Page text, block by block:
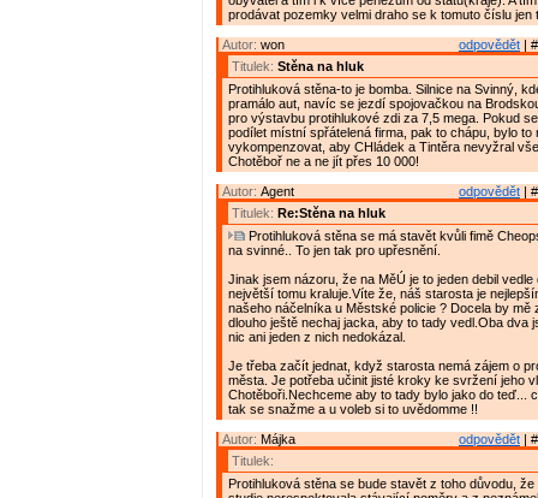
prodávat pozemky velmi draho se k tomuto číslu jen
odpovědět |
Autor: won
Titulek: Stěna na hluk
Protihluková stěna-to je bomba. Silnice na Svinný,
pramálo aut, navíc se jezdí spojovačkou na
pro výstavbu protihlukové zdi za 7,5 mega. Pokud
podílet místní spřátelená firma, pak to chápu, bylo to
vykompenzovat, aby CHládek a Tintěra nevyžral
Chotěboř ne a ne jít přes 10 000!
odpovědět |
Autor: Agent
Titulek: Re:Stěna na hluk
Protihluková stěna se má stavět kvůli fimě
na svinné.. To jen tak pro upřesnění.
Jinak jsem názoru, že na MěÚ je to jeden debil vedle
největší tomu kraluje.Víte že, náš starosta je
našeho náčelníka u Městské policie ? Docela by mě
dlouho ještě nechaj jacka, aby to tady vedl.Oba dva
nic ani jeden z nich nedokázal.
Je třeba začít jednat, když starosta nemá zájem o
města. Je potřeba učinit jisté kroky ke svržení jeho
Chotěboři.Nechceme aby to tady bylo jako do teď...
tak se snažme a u voleb si to uvědomme !!
odpovědět |
Autor: Májka
Titulek:
Protihluková stěna se bude stavět z toho důvodu,